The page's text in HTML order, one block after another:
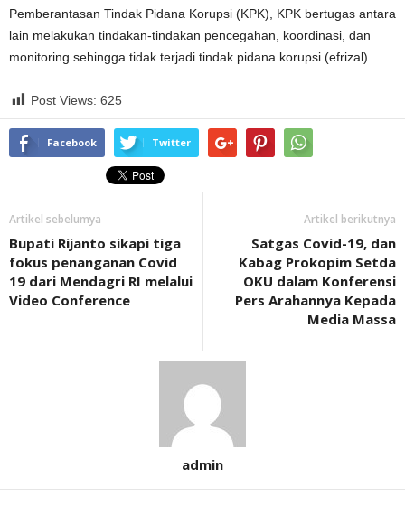
Pemberantasan Tindak Pidana Korupsi (KPK), KPK bertugas antara
lain melakukan tindakan-tindakan pencegahan, koordinasi, dan
monitoring sehingga tidak terjadi tindak pidana korupsi.(efrizal).
Post Views: 625
Facebook Twitter
Artikel sebelumya
Bupati Rijanto sikapi tiga
fokus penanganan Covid
19 dari Mendagri RI melalui
Video Conference
Artikel berikutnya
Satgas Covid-19, dan
Kabag Prokopim Setda
OKU dalam Konferensi
Pers Arahannya Kepada
Media Massa
admin